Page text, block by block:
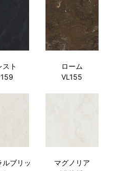
スト
ローム
VL155
ルブリッ
マグノリア